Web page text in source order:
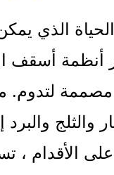
الذي
أنظمة أسقف
مصممة لتدوم.
والثلج والبرد
الأقدام ،